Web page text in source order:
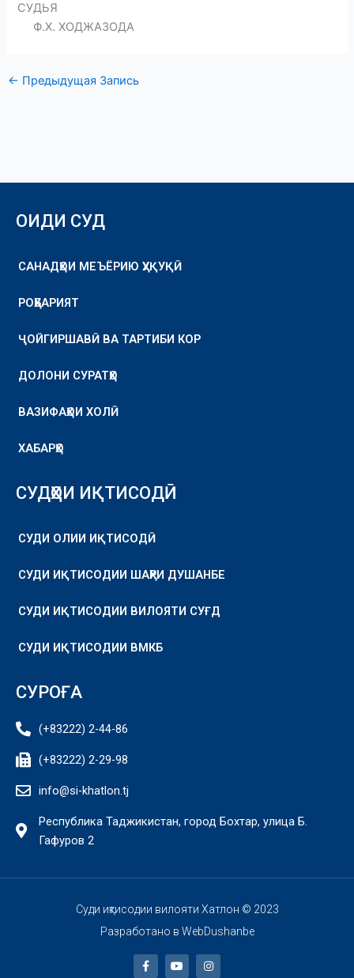
СУДЬЯ
Ф.Х. ХОДЖАЗОДА
← Предыдущая Запись
ОИДИ СУД
САНАДҲОИ МЕЪЁРИЮ ҲУҚУҚӢ
РОҲБАРИЯТ
ҶОЙГИРШАВӢ ВА ТАРТИБИ КОР
ДОЛОНИ СУРАТҲО
ВАЗИФАҲОИ ХОЛӢ
ХАБАРҲО
СУДҲОИ ИҚТИСОДӢ
СУДИ ОЛИИ ИҚТИСОДӢ
СУДИ ИҚТИСОДИИ ШАҲРИ ДУШАНБЕ
СУДИ ИҚТИСОДИИ ВИЛОЯТИ СУҒД
СУДИ ИҚТИСОДИИ ВМКБ
СУРОҒА
(+83222) 2-44-86
(+83222) 2-29-98
info@si-khatlon.tj
Республика Таджикистан, город Бохтар, улица Б.
Гафуров 2
Суди иқтисодии вилояти Хатлон © 2023
Разработано в WebDushanbe
F
a
Y
o
I
n